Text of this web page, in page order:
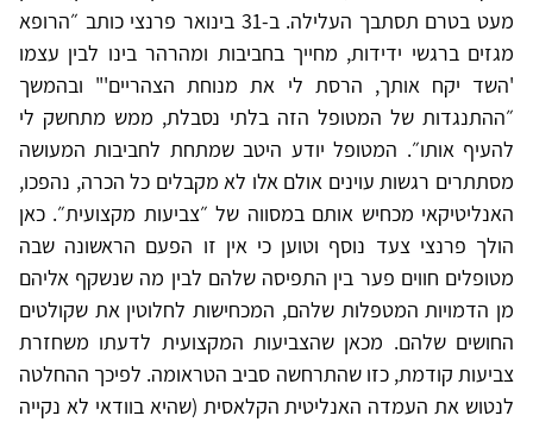
מעט בטרם תסתבך העלילה. ב-31 בינואר פרנצי כותב ״הרופא
מגזים ברגשי ידידות, מחייך בחביבות ומהרהר בינו לבין עצמו
'השד יקח אותך, הרסת לי את מנוחת הצהריים'" ובהמשך
״ההתנגדות של המטופל הזה בלתי נסבלת, ממש מתחשק לי
להעיף אותו״. המטופל יודע היטב שמתחת לחביבות המעושה
מסתתרים רגשות עוינים אולם אלו לא מקבלים כל הכרה, נהפכו,
האנליטיקאי מכחיש אותם במסווה של ״צביעות מקצועית״. כאן
הולך פרנצי צעד נוסף וטוען כי אין זו הפעם הראשונה שבה
מטופלים חווים פער בין התפיסה שלהם לבין מה שנשקף אליהם
מן הדמויות המטפלות שלהם, המכחישות לחלוטין את שקולטים
החושים שלהם. מכאן שהצביעות המקצועית לדעתו משחזרת
צביעות קודמת, כזו שהתרחשה סביב הטראומה. לפיכך ההחלטה
לנטוש את העמדה האנליטית הקלאסית (שהיא בוודאי לא נקייה